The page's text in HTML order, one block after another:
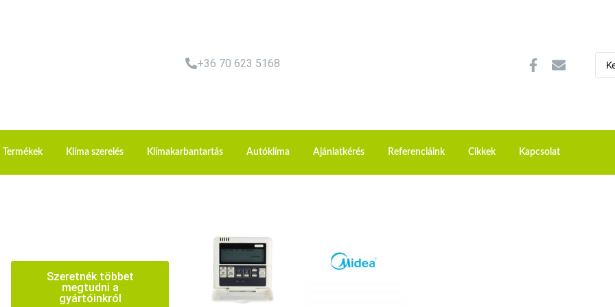
+36 70 623 5168
Termékek Klíma szerelés Klímakarbantartás Autóklíma Ajánlatkérés Referenciáink Cikkek Kapcsolat
Szeretnék többet
megtudni a
gyártóinkról